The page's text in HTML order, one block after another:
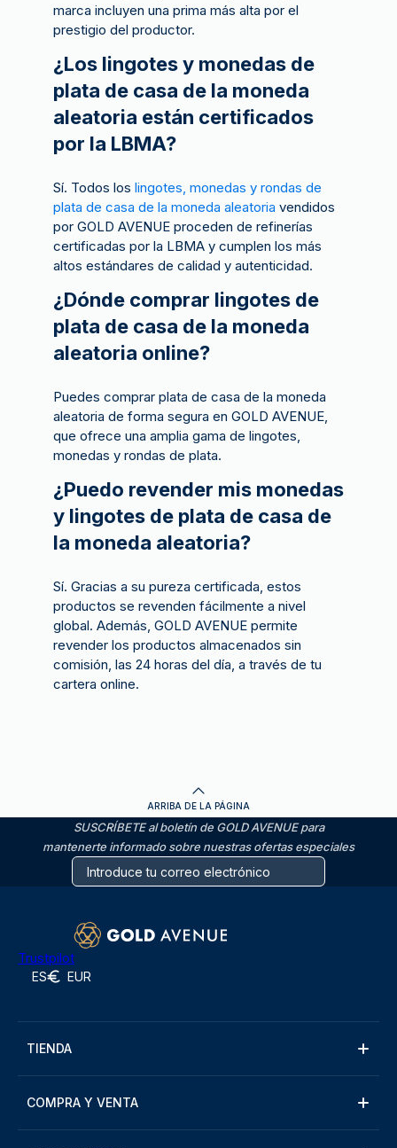
marca incluyen una prima más alta por el
prestigio del productor.
¿Los lingotes y monedas de
plata de casa de la moneda
aleatoria están certificados
por la LBMA?
Sí. Todos los lingotes, monedas y rondas de
plata de casa de la moneda aleatoria vendidos
por GOLD AVENUE proceden de refinerías
certificadas por la LBMA y cumplen los más
altos estándares de calidad y autenticidad.
¿Dónde comprar lingotes de
plata de casa de la moneda
aleatoria online?
Puedes comprar plata de casa de la moneda
aleatoria de forma segura en GOLD AVENUE,
que ofrece una amplia gama de lingotes,
monedas y rondas de plata.
¿Puedo revender mis monedas
y lingotes de plata de casa de
la moneda aleatoria?
Sí. Gracias a su pureza certificada, estos
productos se revenden fácilmente a nivel
global. Además, GOLD AVENUE permite
revender los productos almacenados sin
comisión, las 24 horas del día, a través de tu
cartera online.
ARRIBA DE LA PÁGINA
SUSCRÍBETE al boletín de GOLD AVENUE para
mantenerte informado sobre nuestras ofertas especiales
Trustpilot
ES EUR
TIENDA
COMPRA Y VENTA